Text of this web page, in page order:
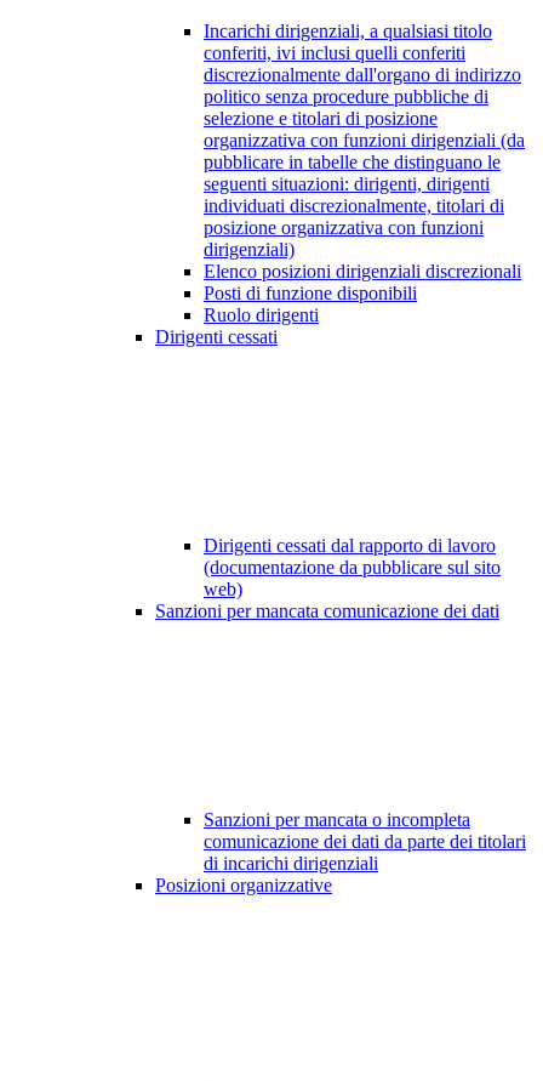
Incarichi dirigenziali, a qualsiasi titolo
conferiti, ivi inclusi quelli conferiti
discrezionalmente dall'organo di indirizzo
politico senza procedure pubbliche di
selezione e titolari di posizione
organizzativa con funzioni dirigenziali (da
pubblicare in tabelle che distinguano le
seguenti situazioni: dirigenti, dirigenti
individuati discrezionalmente, titolari di
posizione organizzativa con funzioni
dirigenziali)
Elenco posizioni dirigenziali discrezionali
Posti di funzione disponibili
Ruolo dirigenti
Dirigenti cessati
Dirigenti cessati dal rapporto di lavoro
(documentazione da pubblicare sul sito
web)
Sanzioni per mancata comunicazione dei dati
Sanzioni per mancata o incompleta
comunicazione dei dati da parte dei titolari
di incarichi dirigenziali
Posizioni organizzative